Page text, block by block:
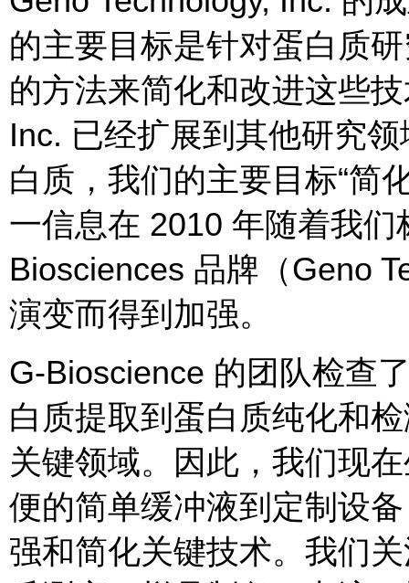
的主要目标是针对蛋白质
的方法来简化和改进这些
Inc. 已经扩展到其他研究
白质，我们的主要目标“简
一信息在 2010 年随着我们
Biosciences 品牌（Geno
演变而得到加强。
G-Bioscience 的团队检查
白质提取到蛋白质纯化和
关键领域。因此，我们现
便的简单缓冲液到定制设
强和简化关键技术。我们